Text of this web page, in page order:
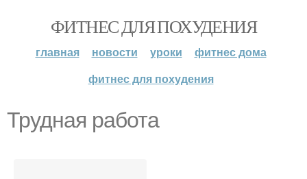
ФИТНЕС ДЛЯ ПОХУДЕНИЯ
главная новости уроки
фитнес дома
фитнес для похудения
Трудная работа